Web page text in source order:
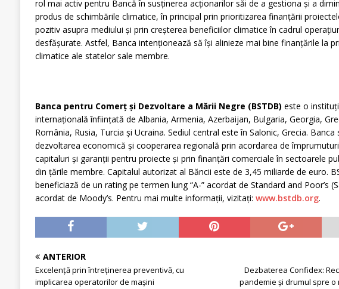
rol mai activ pentru Bancă în susținerea acționarilor săi de a gestiona și a
produs de schimbările climatice, în principal prin prioritizarea finanțării
pozitiv asupra mediului și prin creșterea beneficiilor climatice în cadrul
desfășurate. Astfel, Banca intenționează să își alinieze mai bine finanțările la
climatice ale statelor sale membre.
Banca pentru Comerț și Dezvoltare a Mării Negre (BSTDB) este o
internațională înființată de Albania, Armenia, Azerbaijan, Bulgaria, Georgia,
România, Rusia, Turcia și Ucraina. Sediul central este în Salonic, Grecia. Banca
dezvoltarea economică și cooperarea regională prin acordarea de
capitaluri și garanții pentru proiecte și prin finanțări comerciale în sectoarele
din țările membre. Capitalul autorizat al Băncii este de 3,45 miliarde de euro.
beneficiază de un rating pe termen lung “A-” acordat de Standard and Poor’s
acordat de Moody’s. Pentru mai multe informații, vizitați: www.bstdb.org.
ANTERIOR
Excelență prin întreținerea preventivă, cu
implicarea operatorilor de mașini
Dezbaterea Confidex:
pandemie și drumul spre o